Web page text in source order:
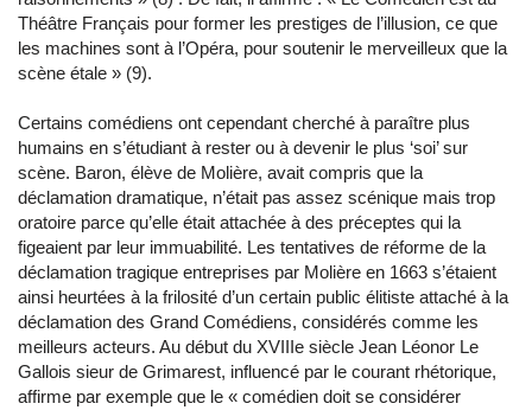
Théâtre Français pour former les prestiges de l’illusion, ce que
les machines sont à l’Opéra, pour soutenir le merveilleux que la
scène étale » (9).
Certains comédiens ont cependant cherché à paraître plus
humains en s’étudiant à rester ou à devenir le plus ‘soi’ sur
scène. Baron, élève de Molière, avait compris que la
déclamation dramatique, n’était pas assez scénique mais trop
oratoire parce qu’elle était attachée à des préceptes qui la
figeaient par leur immuabilité. Les tentatives de réforme de la
déclamation tragique entreprises par Molière en 1663 s’étaient
ainsi heurtées à la frilosité d’un certain public élitiste attaché à la
déclamation des Grand Comédiens, considérés comme les
meilleurs acteurs. Au début du XVIIIe siècle Jean Léonor Le
Gallois sieur de Grimarest, influencé par le courant rhétorique,
affirme par exemple que le « comédien doit se considérer